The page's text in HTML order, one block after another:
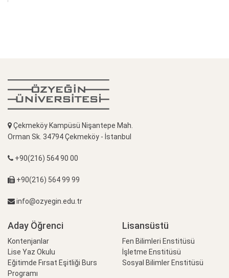
Çekmeköy Kampüsü Nişantepe Mah.
Orman Sk. 34794 Çekmeköy - İstanbul
+90(216) 564 90 00
+90(216) 564 99 99
info@ozyegin.edu.tr
Aday Öğrenci
Kontenjanlar
Lise Yaz Okulu
Eğitimde Fırsat Eşitliği Burs
Programı
Lisansüstü
Fen Bilimleri Enstitüsü
İşletme Enstitüsü
Sosyal Bilimler Enstitüsü